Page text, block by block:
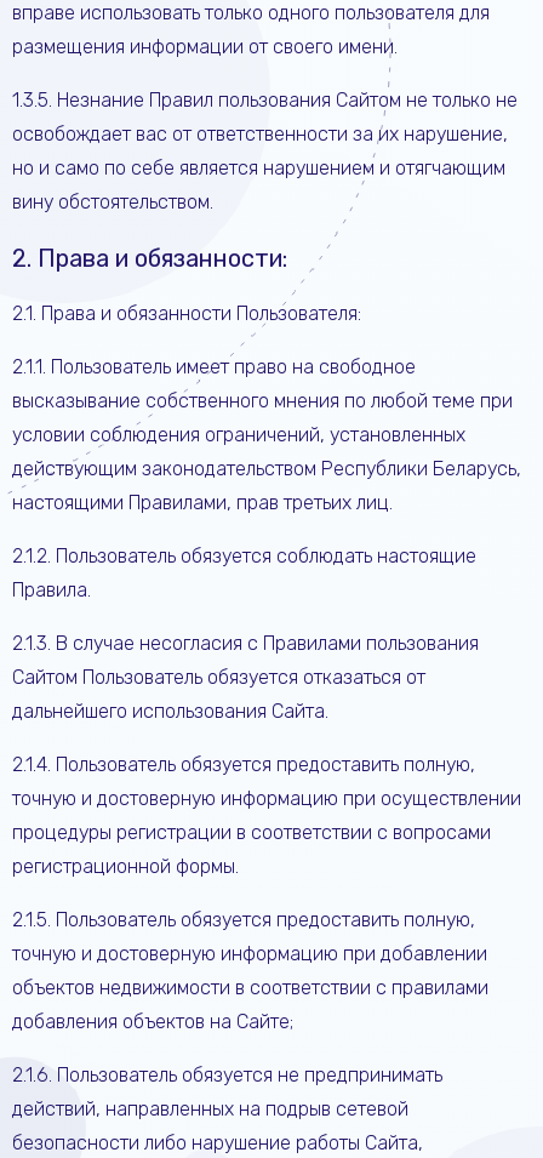
вправе использовать только одного пользователя для
размещения информации от своего имени.
1.3.5. Незнание Правил пользования Сайтом не только не
освобождает вас от ответственности за их нарушение,
но и само по себе является нарушением и отягчающим
вину обстоятельством.
2. Права и обязанности:
2.1. Права и обязанности Пользователя:
2.1.1. Пользователь имеет право на свободное
высказывание собственного мнения по любой теме при
условии соблюдения ограничений, установленных
действующим законодательством Республики Беларусь,
настоящими Правилами, прав третьих лиц.
2.1.2. Пользователь обязуется соблюдать настоящие
Правила.
2.1.3. В случае несогласия с Правилами пользования
Сайтом Пользователь обязуется отказаться от
дальнейшего использования Сайта.
2.1.4. Пользователь обязуется предоставить полную,
точную и достоверную информацию при осуществлении
процедуры регистрации в соответствии с вопросами
регистрационной формы.
2.1.5. Пользователь обязуется предоставить полную,
точную и достоверную информацию при добавлении
объектов недвижимости в соответствии с правилами
добавления объектов на Сайте;
2.1.6. Пользователь обязуется не предпринимать
действий, направленных на подрыв сетевой
безопасности либо нарушение работы Сайта,